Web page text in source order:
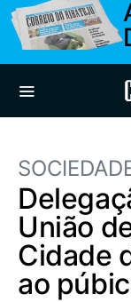
União
Cidade
ao